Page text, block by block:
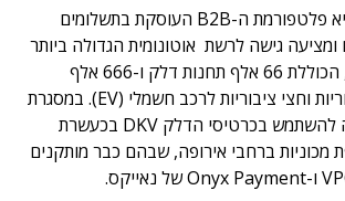
DKV Mobility היא פלטפורמת ה-B2B העוסקת בתשלומים
ומציעה גישה לרשת אוטונומית הגדולה ביותר
לאנרגיה באירופה, הכוללת 66 אלף תחנות דלק ו-666 אלף
תחנות טעינה ציבוריות וחצי ציבוריות לרכב חשמלי (EV). במסגרת
השותפות ניתן יהיה להשתמש בכרטיסי הדלק DKV בכעשרת
מכוניות ברחבי אירופה, שבהם כבר מותקנים